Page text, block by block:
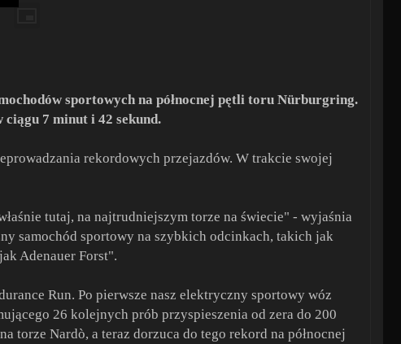
sportowych na północnej pętli toru Nürburgring.
7 minut i 42 sekund.
rekordowych przejazdów. W trakcie swojej
tutaj, na najtrudniejszym torze na świecie" - wyjaśnia
samochód sportowy na szybkich odcinkach, takich jak
Adenauer Forst".
Run. Po pierwsze nasz elektryczny sportowy wóz
26 kolejnych prób przyspieszenia od zera do 200
torze Nardò, a teraz dorzuca do tego rekord na północnej